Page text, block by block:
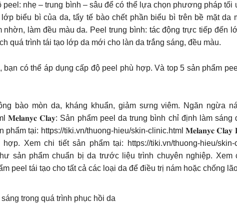
nhẹ – trung bình – sâu để có thể lựa chọn phương pháp
biểu bì của da, tẩy tế bào chết phần biểu bì trên bề mặt
làm đều màu da. Peel trung bình: tác động trực tiếp đến
quá trình tái tạo lớp da mới cho làn da trắng sáng, đều màu.
bạn có thể áp dụng cấp độ peel phù hợp. Và top 5 sản phẩm
bào mòn da, kháng khuẩn, giảm sưng viêm. Ngăn ngừa
𝐌𝐞𝐥𝐚𝐧𝐲𝐜 𝐂𝐥𝐚𝐲: Sản phẩm peel da trung bình chỉ định làm
phẩm tại: https://tiki.vn/thuong-hieu/skin-clinic.html 𝐌𝐞𝐥𝐚𝐧𝐲𝐜
Xem chi tiết sản phẩm tại: https://tiki.vn/thuong-hieu/skin-
sản phẩm chuẩn bị da trước liệu trình chuyên nghiệp. Xem
peel tái tạo cho tất cả các loại da để điều trị nám hoặc chống
sáng trong quá trình phục hồi da